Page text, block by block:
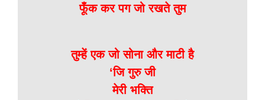
फूँक कर पग जो रखते तुम
तुम्हें एक जो सोना और माटी है
‘जि गुरु जी
मेरी भक्ति